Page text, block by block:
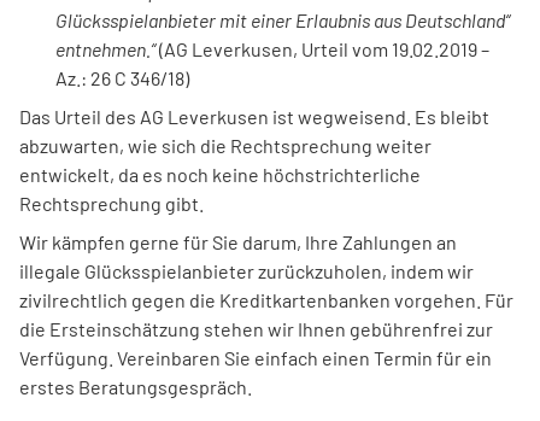
Glücksspielanbieter mit einer Erlaubnis aus Deutschland“
entnehmen.“(AG Leverkusen, Urteil vom 19.02.2019 –
Az.: 26 C 346/18)
Das Urteil des AG Leverkusen ist wegweisend. Es bleibt
abzuwarten, wie sich die Rechtsprechung weiter
entwickelt, da es noch keine höchstrichterliche
Rechtsprechung gibt.
Wir kämpfen gerne für Sie darum, Ihre Zahlungen an
illegale Glücksspielanbieter zurückzuholen, indem wir
zivilrechtlich gegen die Kreditkartenbanken vorgehen. Für
die Ersteinschätzung stehen wir Ihnen gebührenfrei zur
Verfügung. Vereinbaren Sie einfach einen Termin für ein
erstes Beratungsgespräch.